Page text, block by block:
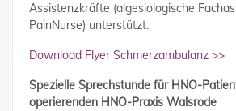
Assistenzkräfte (algesiologische
PainNurse) unterstützt.
Download Flyer Schmerzambulanz >>
Spezielle Sprechstunde für HNO-
operierenden HNO-Praxis Walsrode